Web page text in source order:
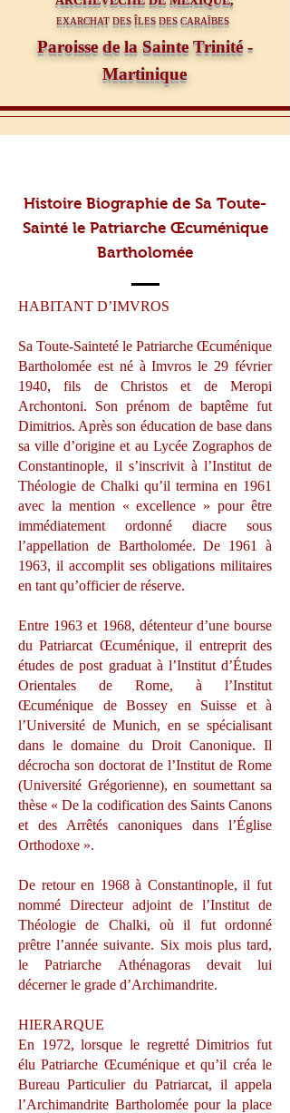
EXARCHAT DES ÎLES DES CARAÏBES
Paroisse de la Sainte Trinité -
Martinique
Histoire Biographie de Sa Toute-
Sainté le Patriarche Œcuménique
Bartholomée
HABITANT D’IMVROS
Sa Toute-Sainteté le Patriarche Œcuménique
Bartholomée est né à Imvros le 29 février
1940, fils de Christos et de Meropi
Archontoni. Son prénom de baptême fut
Dimitrios. Après son éducation de base dans
sa ville d’origine et au Lycée Zographos de
Constantinople, il s’inscrivit à l’Institut de
Théologie de Chalki qu’il termina en 1961
avec la mention « excellence » pour être
immédiatement ordonné diacre sous
l’appellation de Bartholomée. De 1961 à
1963, il accomplit ses obligations militaires
en tant qu’officier de réserve.
Entre 1963 et 1968, détenteur d’une bourse
du Patriarcat Œcuménique, il entreprit des
études de post graduat à l’Institut d’Études
Orientales de Rome, à l’Institut
Œcuménique de Bossey en Suisse et à
l’Université de Munich, en se spécialisant
dans le domaine du Droit Canonique. Il
décrocha son doctorat de l’Institut de Rome
(Université Grégorienne), en soumettant sa
thèse « De la codification des Saints Canons
et des Arrêtés canoniques dans l’Église
Orthodoxe ».
De retour en 1968 à Constantinople, il fut
nommé Directeur adjoint de l’Institut de
Théologie de Chalki, où il fut ordonné
prêtre l’année suivante. Six mois plus tard,
le Patriarche Athénagoras devait lui
décerner le grade d’Archimandrite.
HIERARQUE
En 1972, lorsque le regretté Dimitrios fut
élu Patriarche Œcuménique et qu’il créa le
Bureau Particulier du Patriarcat, il appela
l’Archimandrite Bartholomée pour la place